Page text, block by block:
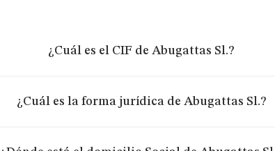
¿Cuál es el CIF de Abugattas Sl.?
¿Cuál es la forma jurídica de Abugattas Sl.?